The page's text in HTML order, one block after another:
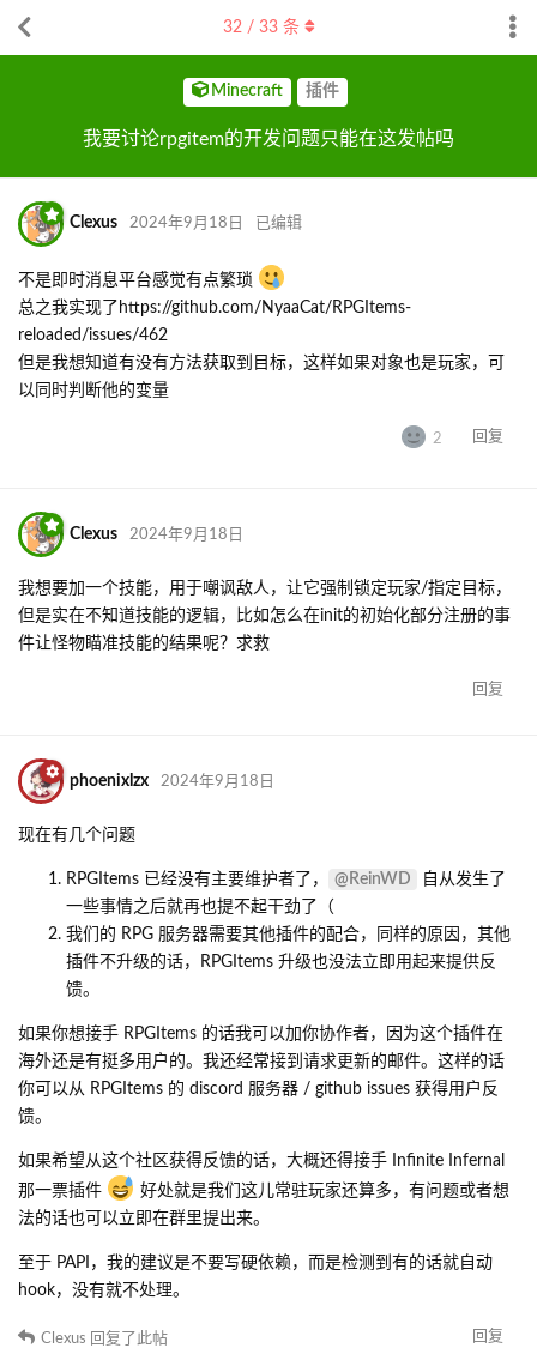
Minecraft 插件
我要讨论rpgitem的开发问题只能在这发帖吗
32/ 33条
Clexus 2024年9月18日 已编辑
不是即时消息平台感觉有点繁琐
总之我实现了https://github.com/NyaaCat/RPGItems-
reloaded/issues/462
但是我想知道有没有方法获取到目标，这样如果对象也是玩家，可
以同时判断他的变量
2 回复
Clexus 2024年9月18日
我想要加一个技能，用于嘲讽敌人，让它强制锁定玩家/指定目标，
但是实在不知道技能的逻辑，比如怎么在init的初始化部分注册的事
件让怪物瞄准技能的结果呢？求救
回复
phoenixlzx 2024年9月18日
现在有几个问题
RPGItems 已经没有主要维护者了， @ReinWD
自从发生了
一些事情之后就再也提不起干劲了（
我们的 RPG 服务器需要其他插件的配合，同样的原因，其他
插件不升级的话，RPGItems 升级也没法立即用起来提供反
馈。
如果你想接手 RPGItems 的话我可以加你协作者，因为这个插件在
海外还是有挺多用户的。我还经常接到请求更新的邮件。这样的话
你可以从 RPGItems 的 discord 服务器 / github issues 获得用户反
馈。
如果希望从这个社区获得反馈的话，大概还得接手 Infinite Infernal
那一票插件
好处就是我们这儿常驻玩家还算多，有问题或者想
法的话也可以立即在群里提出来。
至于 PAPI，我的建议是不要写硬依赖，而是检测到有的话就自动
hook，没有就不处理。
回复
Clexus 回复了此帖